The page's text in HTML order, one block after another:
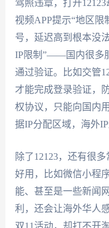
驾照违章，打开
视频APP提示“地区限
号，延迟高到根本没
IP限制”——国内很多
通过验证。比如交管
才能完成登录验证，
权协议，只能向国内
据IP分配区域，海外
除了12123，还有很
好用，比如微信小程
能、甚至是一些新闻
利，还会让海外华人